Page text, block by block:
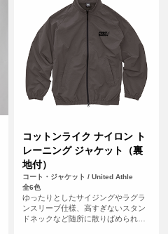
コットンライク ナイロン ト
レーニング ジャケット（裏
地付）
コート・ジャケット / United Athle
全6色
ゆったりとしたサイジングやラグラ
ンスリーブ仕様、高すぎないスタン
ドネックなど随所に散りばめられた